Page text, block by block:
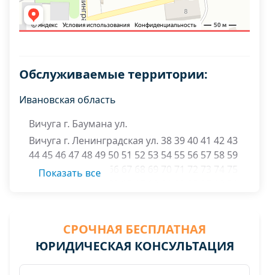
Обслуживаемые территории:
Ивановская область
Вичуга г. Баумана ул.
Вичуга г. Ленинградская ул. 38 39 40 41 42 43
44 45 46 47 48 49 50 51 52 53 54 55 56 57 58 59
60 61 62 63 64 65 66 67 68 69 70 71 72 73 74 75
Вичуга г. Пятницкий переулок
Вичуга г. Тезинская 1-я ул.
Вичуга г. Тезинская 2-я ул.
Показать все
СРОЧНАЯ БЕСПЛАТНАЯ
ЮРИДИЧЕСКАЯ КОНСУЛЬТАЦИЯ